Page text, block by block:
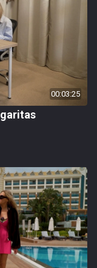
00:03:25